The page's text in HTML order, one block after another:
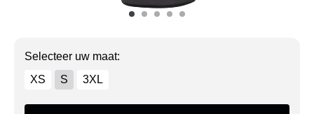
Selecteer uw maat:
XS
S 3XL